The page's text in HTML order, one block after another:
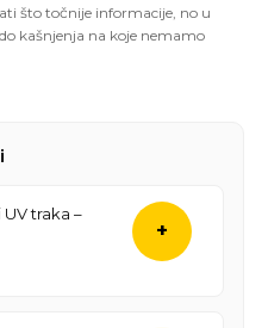
što točnije informacije, no u
kašnjenja na koje nemamo
traka –
+